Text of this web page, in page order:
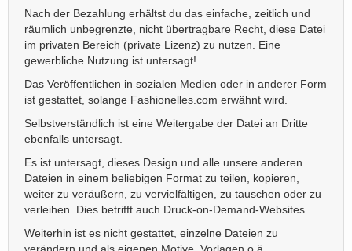
Nach der Bezahlung erhältst du das einfache, zeitlich und
räumlich unbegrenzte, nicht übertragbare Recht, diese Datei
im privaten Bereich (private Lizenz) zu nutzen. Eine
gewerbliche Nutzung ist untersagt!
Das Veröffentlichen in sozialen Medien oder in anderer Form
ist gestattet, solange Fashionelles.com erwähnt wird.
Selbstverständlich ist eine Weitergabe der Datei an Dritte
ebenfalls untersagt.
Es ist untersagt, dieses Design und alle unsere anderen
Dateien in einem beliebigen Format zu teilen, kopieren,
weiter zu veräußern, zu vervielfältigen, zu tauschen oder zu
verleihen. Dies betrifft auch Druck-on-Demand-Websites.
Weiterhin ist es nicht gestattet, einzelne Dateien zu